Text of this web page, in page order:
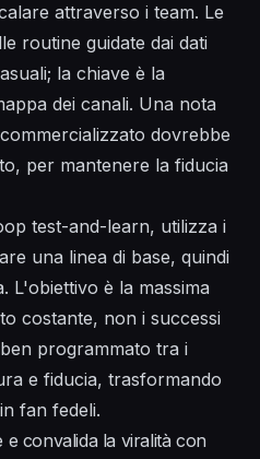
attraverso i team. Le
routine guidate dai dati
la chiave è la
dei canali. Una nota
dovrebbe
per mantenere la fiducia
test-and-learn, utilizza i
una linea di base, quindi
L'obiettivo è la massima
costante, non i successi
programmato tra i
e fiducia, trasformando
fan fedeli.
convalida la viralità con